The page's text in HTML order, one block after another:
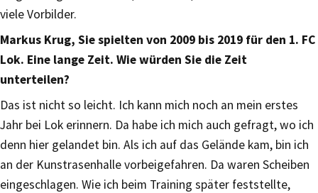
viele Vorbilder.
Markus Krug, Sie spielten von 2009 bis 2019 für den 1. FC
Lok. Eine lange Zeit. Wie würden Sie die Zeit
unterteilen?
Das ist nicht so leicht. Ich kann mich noch an mein erstes
Jahr bei Lok erinnern. Da habe ich mich auch gefragt, wo ich
denn hier gelandet bin. Als ich auf das Gelände kam, bin ich
an der Kunstrasenhalle vorbeigefahren. Da waren Scheiben
eingeschlagen. Wie ich beim Training später feststellte,